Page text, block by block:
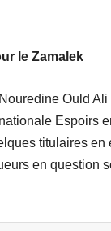
le Zamalek
Ould
Espoirs
titulaires en
en question